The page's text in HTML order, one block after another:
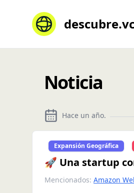
Noticia
Hace un año.
Expansión Geográfica
🚀 Una startup
Mencionados: Amazon